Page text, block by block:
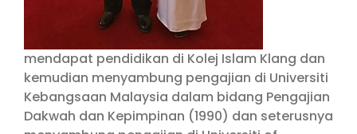
mendapat pendidikan di Kolej Islam Klang dan
kemudian menyambung pengajian di Universiti
Kebangsaan Malaysia dalam bidang Pengajian
Dakwah dan Kepimpinan (1990) dan seterusnya